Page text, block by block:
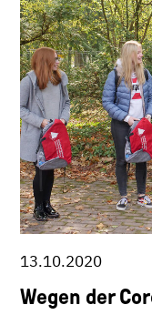
13.10.2020
Wegen der